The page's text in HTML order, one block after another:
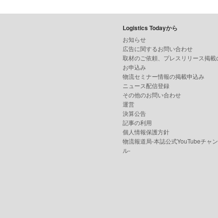
Logistics Todayから
お知らせ
広告に関するお問い合わせ
取材のご依頼、プレスリリース掲載
お申込み
物流セミナー情報の掲載申込み
ニュース配信登録
その他のお問い合わせ
運営
決算公告
記事の利用
個人情報保護方針
物流報道局-本誌公式YouTubeチャ
ル-